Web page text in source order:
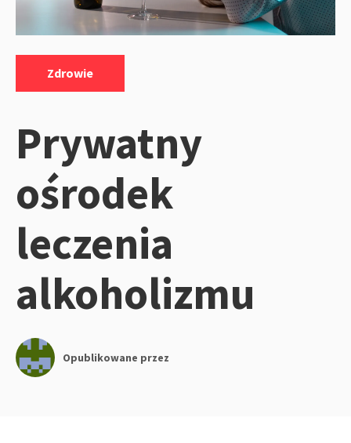
Zdrowie
Prywatny
ośrodek
leczenia
alkoholizmu
Opublikowane przez